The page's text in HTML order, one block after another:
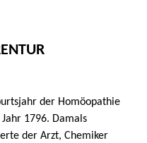
der Homöopathie
1796. Damals
der Arzt, Chemiker